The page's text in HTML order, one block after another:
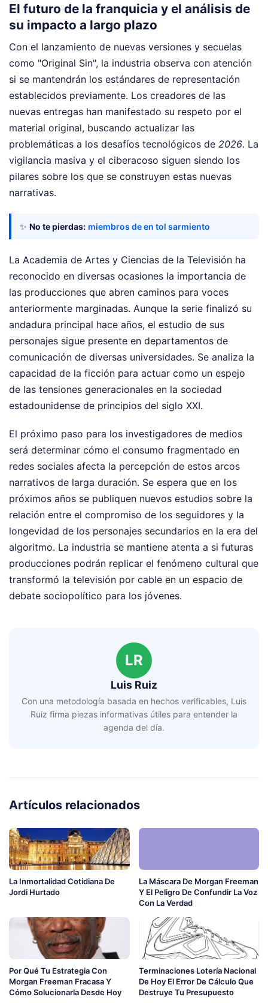
El futuro de la franquicia y el análisis de
su impacto a largo plazo
Con el lanzamiento de nuevas versiones y secuelas
como "Original Sin", la industria observa con atención
si se mantendrán los estándares de representación
establecidos previamente. Los creadores de las
nuevas entregas han manifestado su respeto por el
material original, buscando actualizar las
problemáticas a los desafíos tecnológicos de 2026. La
vigilancia masiva y el ciberacoso siguen siendo los
pilares sobre los que se construyen estas nuevas
narrativas.
✨ No te pierdas: miembros de en tol sarmiento
La Academia de Artes y Ciencias de la Televisión ha
reconocido en diversas ocasiones la importancia de
las producciones que abren caminos para voces
anteriormente marginadas. Aunque la serie finalizó su
andadura principal hace años, el estudio de sus
personajes sigue presente en departamentos de
comunicación de diversas universidades. Se analiza la
capacidad de la ficción para actuar como un espejo
de las tensiones generacionales en la sociedad
estadounidense de principios del siglo XXI.
El próximo paso para los investigadores de medios
será determinar cómo el consumo fragmentado en
redes sociales afecta la percepción de estos arcos
narrativos de larga duración. Se espera que en los
próximos años se publiquen nuevos estudios sobre la
relación entre el compromiso de los seguidores y la
longevidad de los personajes secundarios en la era del
algoritmo. La industria se mantiene atenta a si futuras
producciones podrán replicar el fenómeno cultural que
transformó la televisión por cable en un espacio de
debate sociopolítico para los jóvenes.
LR
Luis Ruiz
Con una metodología basada en hechos verificables, Luis
Ruiz firma piezas informativas útiles para entender la
agenda del día.
Artículos relacionados
La Inmortalidad Cotidiana De
Jordi Hurtado
La Máscara De Morgan Freeman
Y El Peligro De Confundir La Voz
Con La Verdad
Por Qué Tu Estrategia Con
Morgan Freeman Fracasa Y
Cómo Solucionarla Desde Hoy
Terminaciones Lotería Nacional
De Hoy El Error De Cálculo Que
Destruye Tu Presupuesto